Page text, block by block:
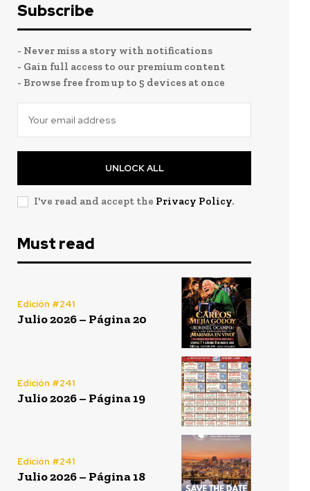
Subscribe
- Never miss a story with notifications
- Gain full access to our premium content
- Browse free from up to 5 devices at once
UNLOCK ALL
I've read and accept the Privacy Policy.
Must read
Edición #241
Julio 2026 – Página 20
Edición #241
Julio 2026 – Página 19
Edición #241
Julio 2026 – Página 18